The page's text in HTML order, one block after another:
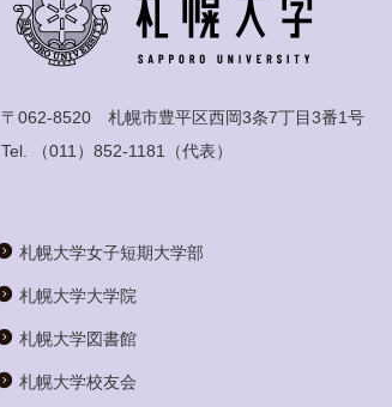
〒062-8520 札幌市豊平区西岡3条7丁目3番1号
Tel.
（011）852-1181 （代表）
札幌大学女子短期大学部
札幌大学大学院
札幌大学図書館
札幌大学校友会